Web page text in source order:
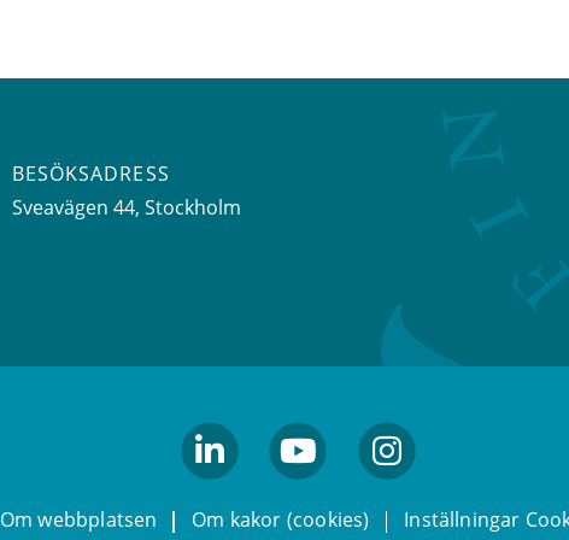
BESÖKSADRESS
Sveavägen 44, Stockholm
Om webbplatsen Om kakor (cookies) Inställningar